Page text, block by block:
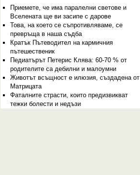
Приемете, че има паралелни светове и
Вселената ще ви засипе с дарове
Това, на което се съпротивляваме, се
превръща в наша съдба
Кратък Пътеводител на кармичния
пътешественик
Педиатърът Петерис Клява: 60-70 % от
родителите са дебилни и малоумни
Животът всъщност е илюзия, създадена от
Матрицата
Фаталните страсти, които предизвикват
тежки болести и недъзи